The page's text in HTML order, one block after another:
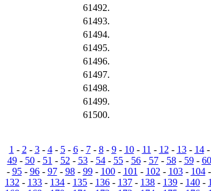
61492.
61493.
61494.
61495.
61496.
61497.
61498.
61499.
61500.
1 - 2 - 3- 4- 5- 6- 7- 8- 9- 10- 11 - 12 - 13- 14-
49- 50- 51 - 52 - 53- 54- 55- 56- 57- 58- 59- 60
- 95- 96- 97- 98- 99- 100- 101 - 102 - 103- 104-
132 - 133 - 134 - 135 - 136 - 137 - 138 - 139 - 140 -